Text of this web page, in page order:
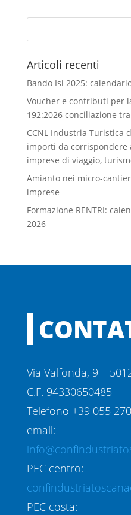
Articoli recenti
Bando Isi 2025:
Voucher e contributi per
192:2026 conciliazione
CCNL Industria Turistica
importi da corrispondere
imprese di viaggio,
Amianto nei micro-
imprese
Formazione RENTRI:
2026
Via Valfonda, 9 –
C.F. 94330650485
Telefono +39 055
email:
PEC centro:
PEC costa: